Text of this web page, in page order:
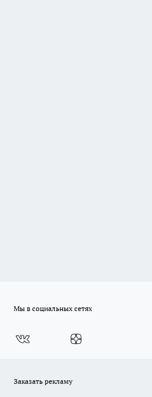
Мы в социальных сетях
Заказать рекламу